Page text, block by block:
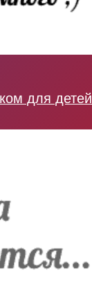
для детей